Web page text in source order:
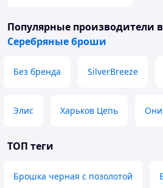
Популярные производители
Серебряные броши
Без бренда SilverBreeze
Элис Харьков Цепь
ТОП теги
Брошка черная с позолотой